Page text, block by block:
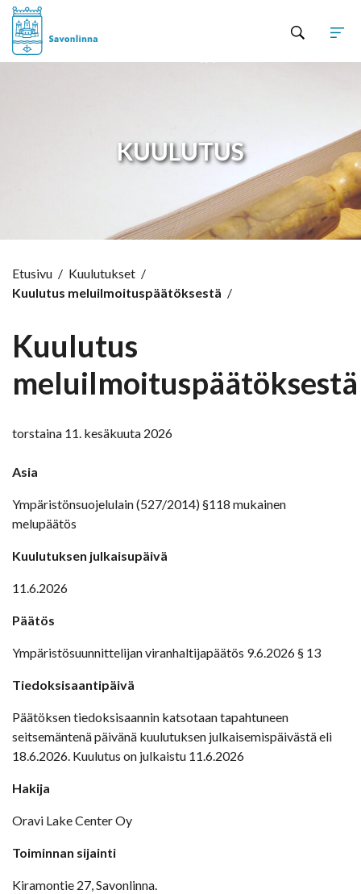
KUULUTUS
Etusivu / Kuulutukset /
Kuulutus meluilmoituspäätöksestä /
Kuulutus
meluilmoituspäätöksestä
torstaina 11. kesäkuuta 2026
Asia
Ympäristönsuojelulain (527/2014) §118 mukainen
melupäätös
Kuulutuksen julkaisupäivä
11.6.2026
Päätös
Ympäristösuunnittelijan viranhaltijapäätös 9.6.2026 § 13
Tiedoksisaantipäivä
Päätöksen tiedoksisaannin katsotaan tapahtuneen
seitsemäntenä päivänä kuulutuksen julkaisemispäivästä eli
18.6.2026. Kuulutus on julkaistu 11.6.2026
Hakija
Oravi Lake Center Oy
Toiminnan sijainti
Kiramontie 27, Savonlinna.